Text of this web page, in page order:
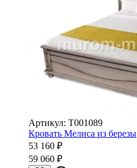
Артикул: Т001089
Кровать Мелиса из березы
53 160 ₽
59 060 ₽